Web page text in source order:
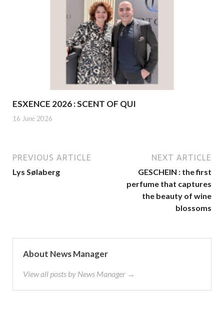
ESXENCE 2026 : SCENT OF QUI
16 June 2026
PREVIOUS ARTICLE
Lys Sølaberg
NEXT ARTICLE
GESCHEIN : the first
perfume that captures
the beauty of wine
blossoms
About News Manager
View all posts by News Manager →